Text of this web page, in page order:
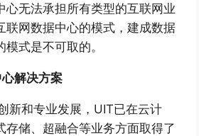
心无法承担所有类型的互联网业
联网数据中心的模式，建成数据
式是不可取的。
解决方案
新和专业发展，UIT已在云计
存储、超融合等业务方面取得了